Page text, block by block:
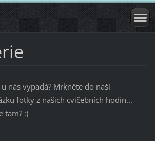
nás vypadá? Mrkněte do naší
fotky z našich cvičebních hodin...
tam? :)